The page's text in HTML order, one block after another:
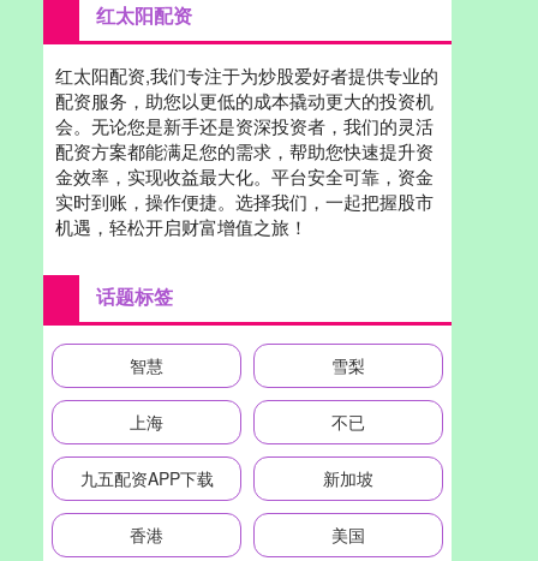
红太阳配资
红太阳配资,我们专注于为炒股爱好者提供专业的
配资服务，助您以更低的成本撬动更大的投资机
会。无论您是新手还是资深投资者，我们的灵活
配资方案都能满足您的需求，帮助您快速提升资
金效率，实现收益最大化。平台安全可靠，资金
实时到账，操作便捷。选择我们，一起把握股市
机遇，轻松开启财富增值之旅！
话题标签
智慧 雪梨
上海 不已
九五配资APP下载 新加坡
香港 美国